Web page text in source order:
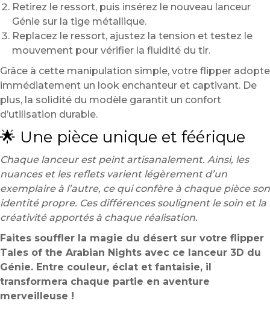
Retirez le ressort, puis insérez le nouveau lanceur
Génie sur la tige métallique.
Replacez le ressort, ajustez la tension et testez le
mouvement pour vérifier la fluidité du tir.
Grâce à cette manipulation simple, votre flipper adopte
immédiatement un look enchanteur et captivant. De
plus, la solidité du modèle garantit un confort
d’utilisation durable.
🌟 Une pièce unique et féérique
Chaque lanceur est peint artisanalement. Ainsi, les
nuances et les reflets varient légèrement d’un
exemplaire à l’autre, ce qui confère à chaque pièce son
identité propre. Ces différences soulignent le soin et la
créativité apportés à chaque réalisation.
Faites souffler la magie du désert sur votre flipper
Tales of the Arabian Nights avec ce lanceur 3D du
Génie. Entre couleur, éclat et fantaisie, il
transformera chaque partie en aventure
merveilleuse !